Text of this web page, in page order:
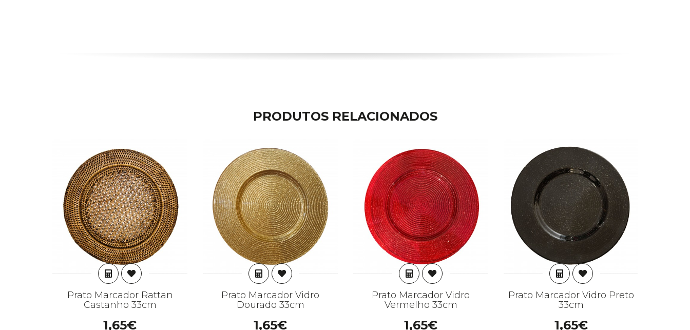
PRODUTOS RELACIONADOS
ADICIONAR
Prato Marcador Rattan
Castanho 33cm
1,65€
ADICIONAR
Prato Marcador Vidro
Dourado 33cm
1,65€
ADICIONAR
Prato Marcador Vidro
Vermelho 33cm
1,65€
ADICIONAR
Prato Marcador Vidro Preto
33cm
1,65€